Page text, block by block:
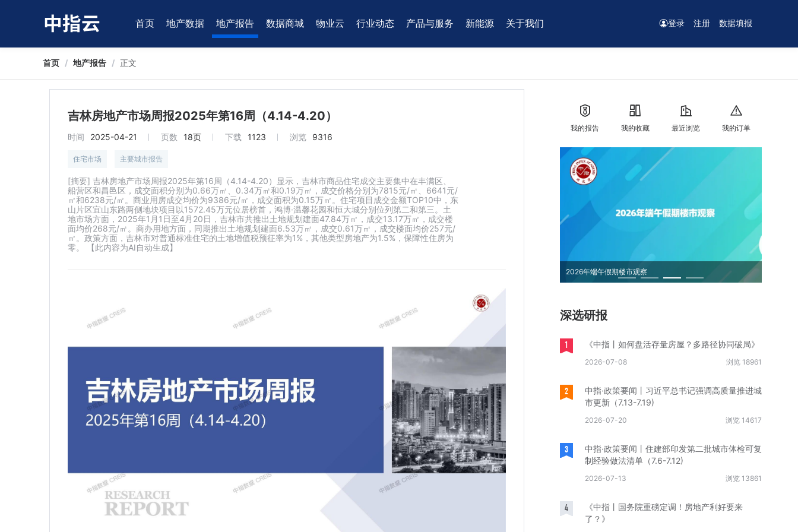
首页 地产数据 地产报告 数据商城 物业云 行业动态 产品与服务 新能源 关于我们 登录 注册 数据填报
首页 / 地产报告 / 正文
吉林房地产市场周报2025年第16周（4.14-4.20）
时间 2025-04-21 页数 18页 下载 1123 浏览 9316
住宅市场 主要城市报告
[摘要] 吉林房地产市场周报2025年第16周（4.14-4.20）显示，吉林市商品住宅成交主要集中在丰满区、
船营区和昌邑区，成交面积分别为0.66万㎡、0.34万㎡和0.19万㎡，成交价格分别为7815元/㎡、6641元/
㎡和6238元/㎡。商业用房成交均价为9386元/㎡，成交面积为0.15万㎡。住宅项目成交金额TOP10中，东
山片区宜山东路两侧地块项目以1572.45万元位居榜首，鸿博·温馨花园和恒大城分别位列第二和第三。土
地市场方面，2025年1月1日至4月20日，吉林市共推出土地规划建面47.84万㎡，成交13.17万㎡，成交楼
面均价268元/㎡。商办用地方面，同期推出土地规划建面6.53万㎡，成交0.61万㎡，成交楼面均价257元/
㎡。政策方面，吉林市对普通标准住宅的土地增值税预征率为1%，其他类型房地产为1.5%，保障性住房为
零。 【此内容为AI自动生成】
我的报告 我的收藏 最近浏览 我的订单
2026年1-5月全国房地产开发经营数据解读 2026年端午假期楼市观察
深选研报
1 《中指丨如何盘活存量房屋？多路径协同破局》
2026-07-08 浏览 18961
2
中指·政策要闻丨习近平总书记强调高质量推进城
市更新（7.13-7.19)
2026-07-20 浏览 14617
3
中指·政策要闻丨住建部印发第二批城市体检可复
制经验做法清单（7.6-7.12)
2026-07-13 浏览 13861
4
《中指丨国务院重磅定调！房地产利好要来
了？》